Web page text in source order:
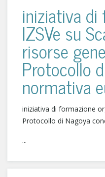
iniziativa
IZSVe su
risorse
Protocollo
normativa
iniziativa di formazione
Protocollo di Nagoya
...